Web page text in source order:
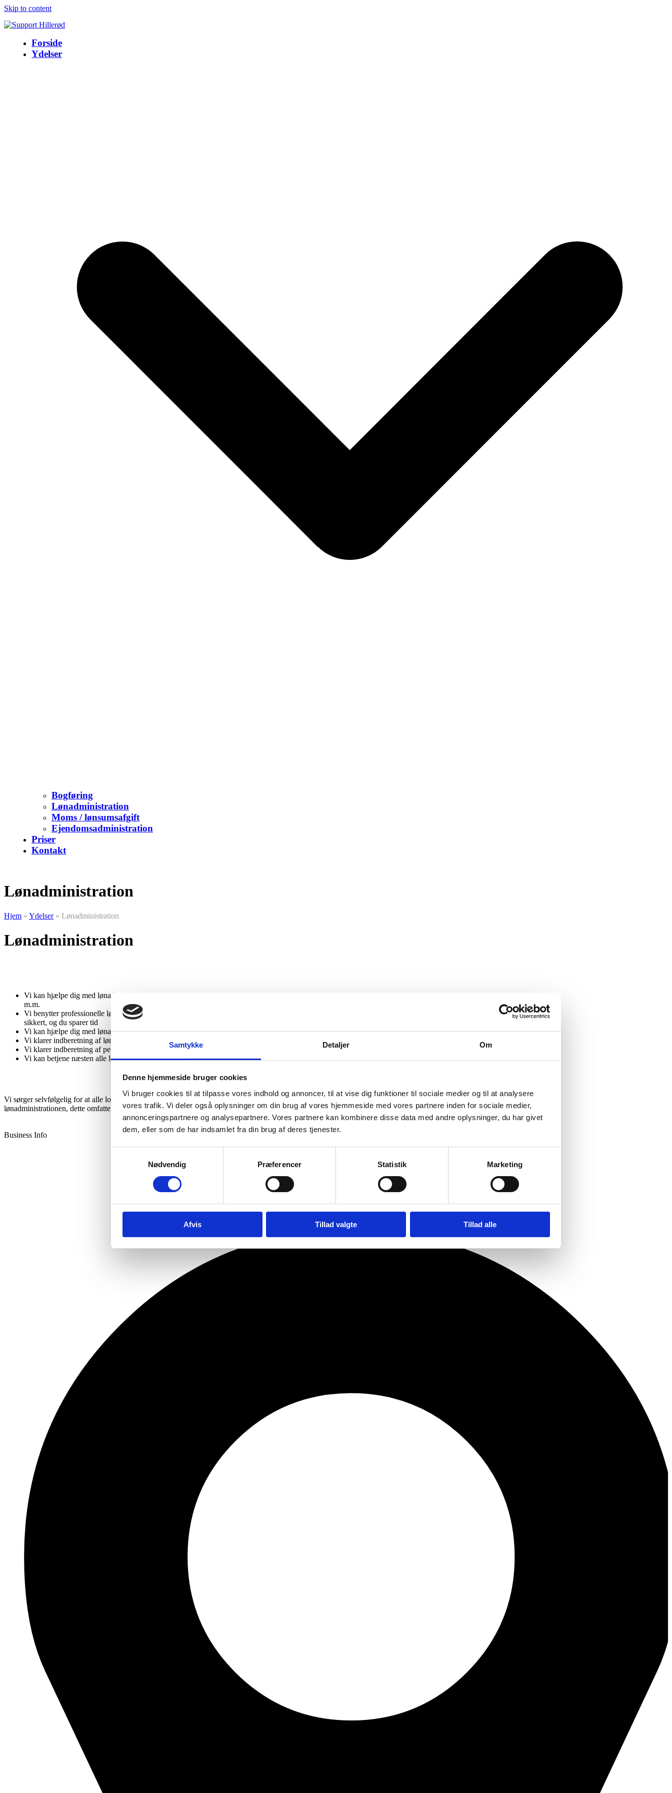
Samtykke Detaljer Om
Denne hjemmeside bruger cookies
Vi bruger cookies til at tilpasse vores indhold og annoncer, til at vise dig funktioner til sociale medier og til at analysere
vores trafik. Vi deler også oplysninger om din brug af vores hjemmeside med vores partnere inden for sociale medier,
annonceringspartnere og analysepartnere. Vores partnere kan kombinere disse data med andre oplysninger, du har givet
dem, eller som de har indsamlet fra din brug af deres tjenester.
Nødvendig
Præferencer Statistik Marketing
Afvis Tillad valgte Tillad alle
Skip to content
Forside
Ydelser
Bogføring
Lønadministration
Moms / lønsumsafgift
Ejendomsadministration
Priser
Kontakt
menu
menu
Lønadministration
Hjem » Ydelser» Lønadministration
Lønadministration
Vi kan hjælpe dig med lønadministration. Vi klarer indberetninger og afregninger til SKAT, ATP
m.m.
Vi benytter professionelle lønprogrammer til elektronisk overførsel af dine data. Det er nemt og
sikkert, og du sparer tid
Vi kan hjælpe dig med lønadministration uanset om du benytter vores hjælp til bogføring eller ej.
Vi klarer indberetning af løn til dine medarbejdere
Vi klarer indberetning af pension, feriepenge, personalegoder, skatter mv.
Vi kan betjene næsten alle lønsystemer blandt andet Proløn, Dataløn, Danløn
Vi sørger selvfølgelig for at alle love og regulativer bliver overholdt i forbindelse med
lønadministrationen, dette omfatter også persondataforordningen, samt den nye ferielov
Business Info